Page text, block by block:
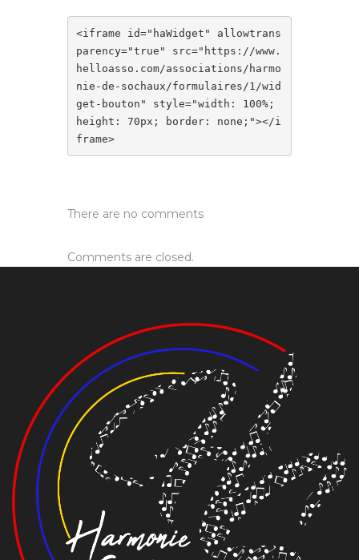
<iframe id="haWidget" allowtrans
parency="true" src="https://www.
helloasso.com/associations/harmo
nie-de-sochaux/formulaires/1/wid
get-bouton" style="width: 100%;
height: 70px; border: none;"></i
frame>
There are no comments
Comments are closed.